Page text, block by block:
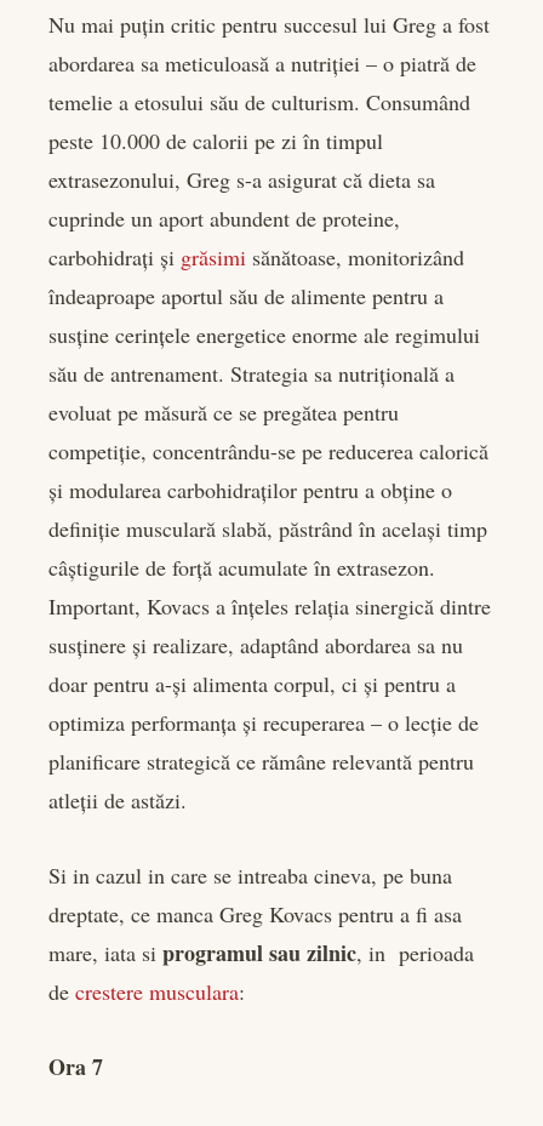
Nu mai puțin critic pentru succesul lui Greg a fost
abordarea sa meticuloasă a nutriției – o piatră de
temelie a etosului său de culturism. Consumând
peste 10.000 de calorii pe zi în timpul
extrasezonului, Greg s-a asigurat că dieta sa
cuprinde un aport abundent de proteine,
carbohidrați și grăsimi sănătoase, monitorizând
îndeaproape aportul său de alimente pentru a
susține cerințele energetice enorme ale regimului
său de antrenament. Strategia sa nutrițională a
evoluat pe măsură ce se pregătea pentru
competiție, concentrându-se pe reducerea calorică
și modularea carbohidraților pentru a obține o
definiție musculară slabă, păstrând în același timp
câștigurile de forță acumulate în extrasezon.
Important, Kovacs a înțeles relația sinergică dintre
susținere și realizare, adaptând abordarea sa nu
doar pentru a-și alimenta corpul, ci și pentru a
optimiza performanța și recuperarea – o lecție de
planificare strategică ce rămâne relevantă pentru
atleții de astăzi.
Si in cazul in care se intreaba cineva, pe buna
dreptate, ce manca Greg Kovacs pentru a fi asa
mare, iata si programul sau zilnic, in perioada
de crestere musculara:
Ora 7